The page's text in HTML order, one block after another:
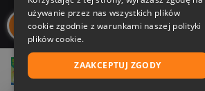
16,22 zł
Nasi autorzy
używanie przez nas wszystkich plików
cookie zgodnie z warunkami naszej polityki
plików cookie.
ZAAKCEPTUJ ZGODY